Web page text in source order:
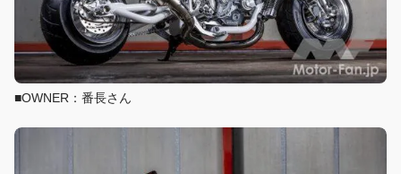
■OWNER：番長さん